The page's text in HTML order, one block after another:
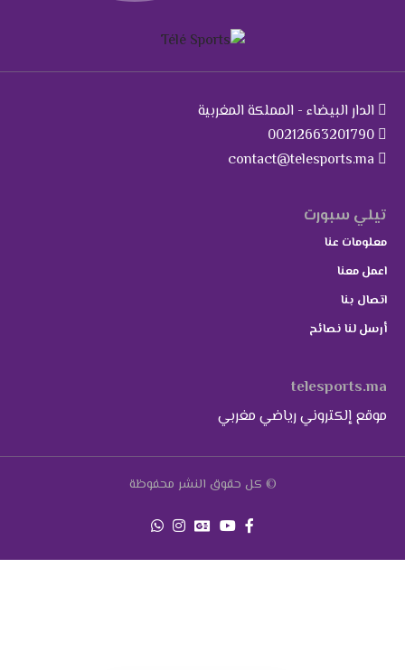
الدار البيضاء - المملكة المغربية
00212663201790
contact@telesports.ma
تيلي سبورت
معلومات عنا
اعمل معنا
اتصال بنا
أرسل لنا نصائح
telesports.ma
موقع إلكتروني رياضي مغربي
© كل حقوق النشر محفوظة